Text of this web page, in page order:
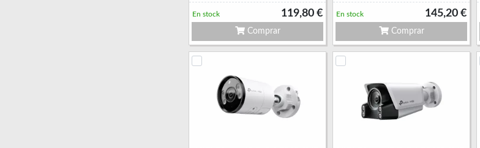
119,80 €
En stock
Comprar
145,20 €
En stock
Comprar